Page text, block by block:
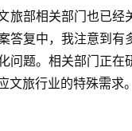
旅部相关部门也已经
答复中，我注意到有
问题。相关部门正在
文旅行业的特殊需求。